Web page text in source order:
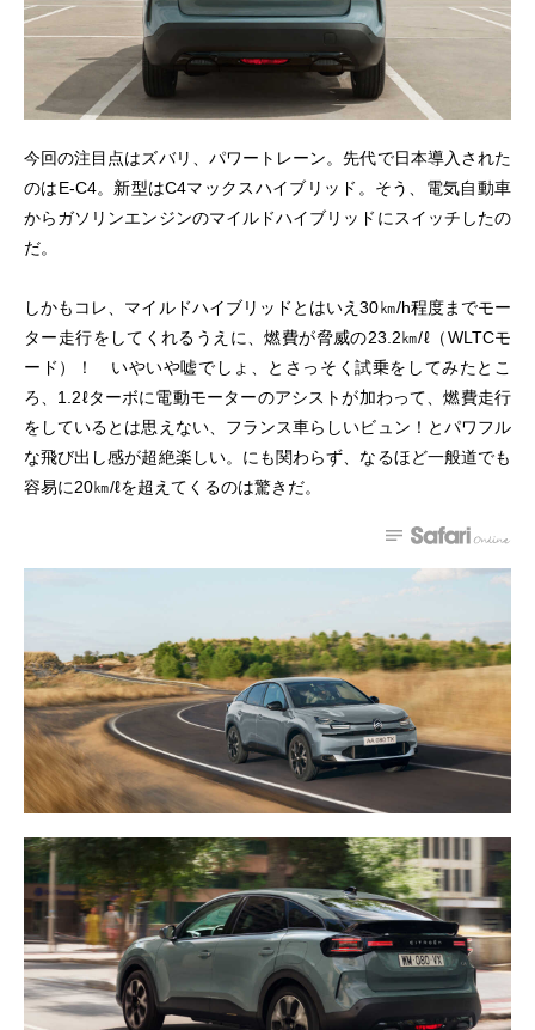
今回の注目点はズバリ、パワートレーン。先代で日本導入された
のはE-C4。新型はC4マックスハイブリッド。そう、電気自動車
からガソリンエンジンのマイルドハイブリッドにスイッチしたの
だ。
しかもコレ、マイルドハイブリッドとはいえ30㎞/h程度までモー
ター走行をしてくれるうえに、燃費が脅威の23.2㎞/ℓ（WLTCモ
ード）！ いやいや嘘でしょ、とさっそく試乗をしてみたとこ
ろ、1.2ℓターボに電動モーターのアシストが加わって、燃費走行
をしているとは思えない、フランス車らしいビュン！とパワフル
な飛び出し感が超絶楽しい。にも関わらず、なるほど一般道でも
容易に20㎞/ℓを超えてくるのは驚きだ。